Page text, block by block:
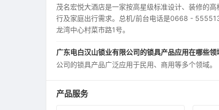
茂名宏悦大酒店是一家按高星级标准设计、装修的
行及家庭出行需求。总机/前台电话是0668 -
龙湾中心村菜市路1号。
广东电白汉山锁业有限公司的锁具产品应用在哪些领
公司的锁具产品广泛应用于民用、商用等多个领域。
产品服务